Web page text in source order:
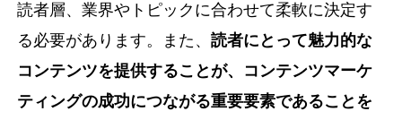
読者層、業界やトピックに合わせて柔軟に決定す
る必要があります。また、読者にとって魅力的な
コンテンツを提供することが、コンテンツマーケ
ティングの成功につながる重要要素であることを